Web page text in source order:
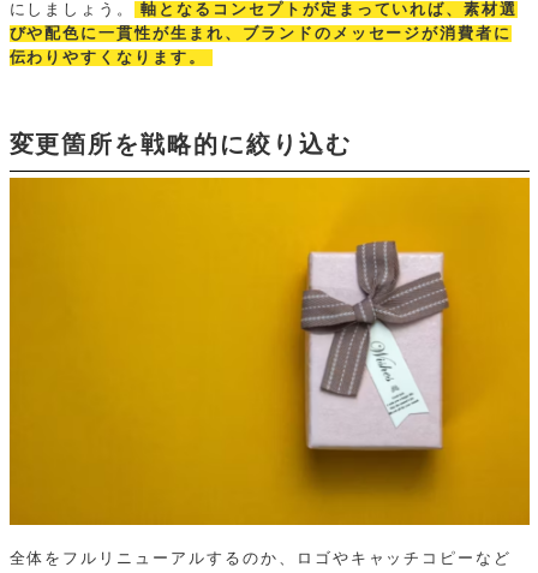
にしましょう。
軸となるコンセプトが定まっていれば、素材選
びや配色に一貫性が生まれ、ブランドのメッセージが消費者に
伝わりやすくなります。
変更箇所を戦略的に絞り込む
全体をフルリニューアルするのか、ロゴやキャッチコピーなど